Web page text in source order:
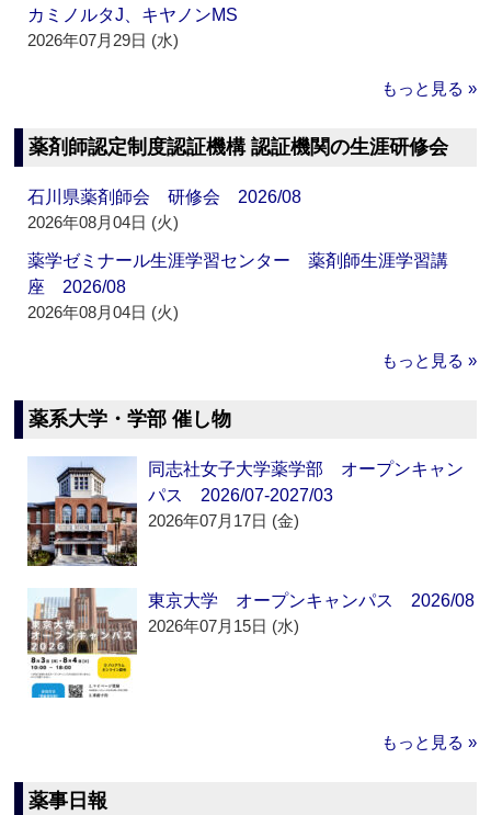
カミノルタJ、キヤノンMS
2026年07月29日 (水)
もっと見る »
薬剤師認定制度認証機構 認証機関の生涯研修会
石川県薬剤師会 研修会 2026/08
2026年08月04日 (火)
薬学ゼミナール生涯学習センター 薬剤師生涯学習講
座 2026/08
2026年08月04日 (火)
もっと見る »
薬系大学・学部 催し物
同志社女子大学薬学部 オープンキャン
パス 2026/07-2027/03
2026年07月17日 (金)
東京大学 オープンキャンパス 2026/08
2026年07月15日 (水)
もっと見る »
薬事日報